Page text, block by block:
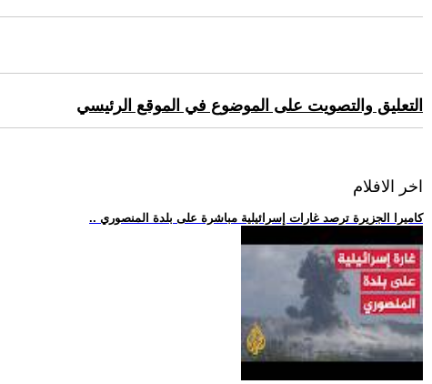
التعليق والتصويت على الموضوع في الموقع الرئيسي
اخر الافلام
.. كاميرا الجزيرة ترصد غارات إسرائيلية مباشرة على بلدة المنصوري